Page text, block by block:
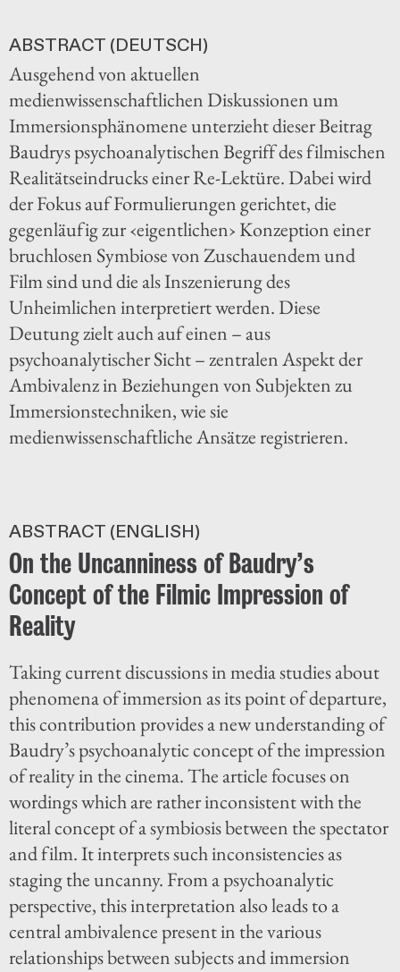
ABSTRACT (DEUTSCH)
Ausgehend von aktuellen
medienwissenschaftlichen Diskussionen um
Immersionsphänomene unterzieht dieser Beitrag
Baudrys psychoanalytischen Begriff des filmischen
Realitätseindrucks einer Re-Lektüre. Dabei wird
der Fokus auf Formulierungen gerichtet, die
gegenläufig zur ‹eigentlichen› Konzeption einer
bruchlosen Symbiose von Zuschauendem und
Film sind und die als Inszenierung des
Unheimlichen interpretiert werden. Diese
Deutung zielt auch auf einen – aus
psychoanalytischer Sicht – zentralen Aspekt der
Ambivalenz in Beziehungen von Subjekten zu
Immersionstechniken, wie sie
medienwissenschaftliche Ansätze registrieren.
ABSTRACT (ENGLISH)
On the Uncanniness of Baudry’s
Concept of the Filmic Impression of
Reality
Taking current discussions in media studies about
phenomena of immersion as its point of departure,
this contribution provides a new understanding of
Baudry’s psychoanalytic concept of the impression
of reality in the cinema. The article focuses on
wordings which are rather inconsistent with the
literal concept of a symbiosis between the spectator
and film. It interprets such inconsistencies as
staging the uncanny. From a psychoanalytic
perspective, this interpretation also leads to a
central ambivalence present in the various
relationships between subjects and immersion